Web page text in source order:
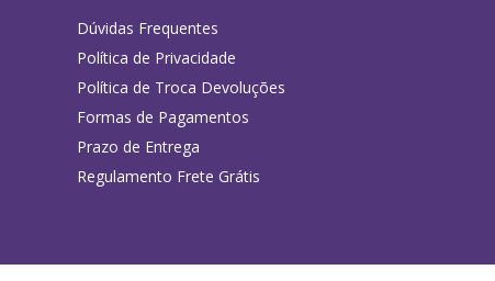
Dúvidas Frequentes
Política de Privacidade
Política de Troca Devoluções
Formas de Pagamentos
Prazo de Entrega
Regulamento Frete Grátis